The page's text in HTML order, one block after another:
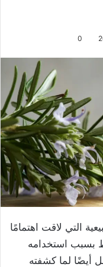
0
التي لاقت اهتمامًا
بسبب استخدامه
أيضًا لما كشفته